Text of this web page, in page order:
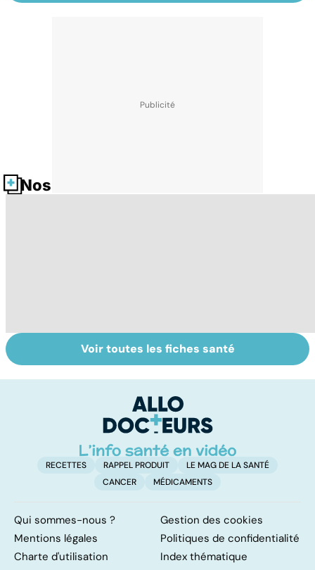
Nos fiches santé
Sexe : comment
retrouver sa
Allaiter : ça ne
coule pas de
Voir toutes les fiches santé
RECETTES RAPPEL PRODUIT
LE MAG DE LA SANTÉ
CANCER
MÉDICAMENTS
Qui sommes-nous ?
Gestion des cookies
Mentions légales
Politiques de confidentialité
Charte d'utilisation
Index thématique